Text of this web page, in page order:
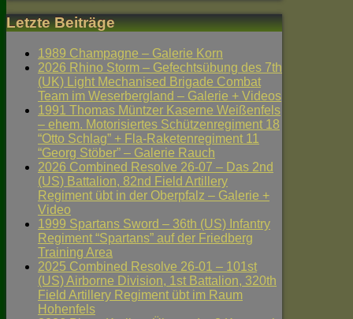
Letzte Beiträge
1989 Champagne – Galerie Korn
2026 Rhino Storm – Gefechtsübung des 7th
(UK) Light Mechanised Brigade Combat
Team im Weserbergland – Galerie + Videos
1991 Thomas Müntzer Kaserne Weißenfels
– ehem. Motorisiertes Schützenregiment 18
“Otto Schlag” + Fla-Raketenregiment 11
“Georg Stöber” – Galerie Rauch
2026 Combined Resolve 26-07 – Das 2nd
(US) Battalion, 82nd Field Artillery
Regiment übt in der Oberpfalz – Galerie +
Video
1999 Spartans Sword – 36th (US) Infantry
Regiment “Spartans” auf der Friedberg
Training Area
2025 Combined Resolve 26-01 – 101st
(US) Airborne Division, 1st Battalion, 320th
Field Artillery Regiment übt im Raum
Hohenfels